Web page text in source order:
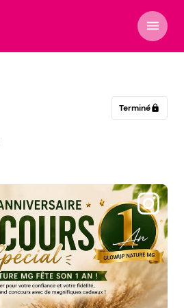
menu
Terminélock